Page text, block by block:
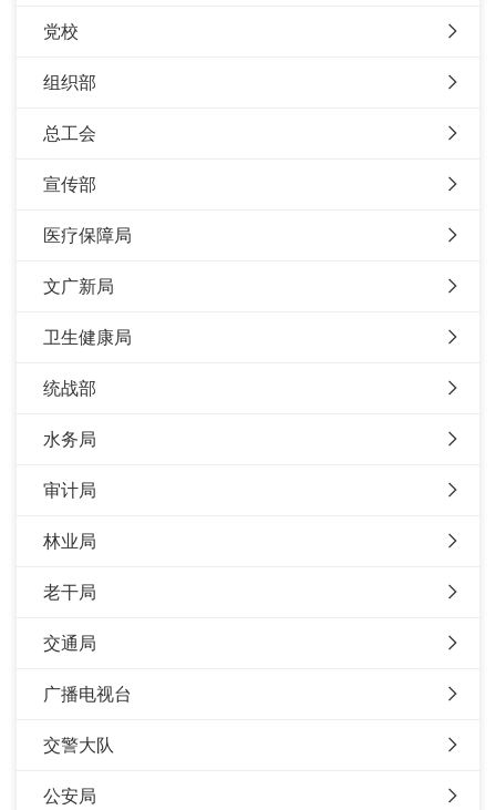
党校
组织部
总工会
宣传部
医疗保障局
文广新局
卫生健康局
统战部
水务局
审计局
林业局
老干局
交通局
广播电视台
交警大队
公安局